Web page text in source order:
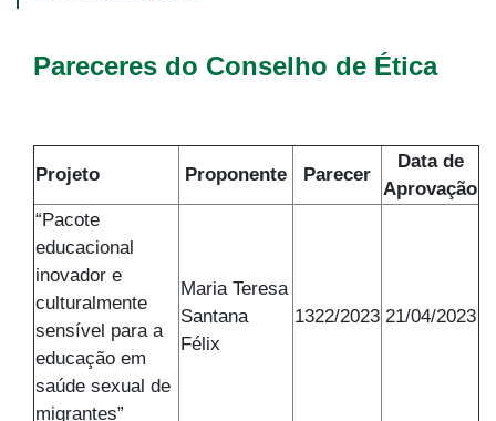
Pareceres do Conselho de Ética
Projeto Proponente Parecer
Data de
Aprovação
“Pacote
educacional
inovador e
culturalmente
sensível para a
educação em
saúde sexual de
migrantes”
Maria Teresa
Santana
Félix
1322/2023 21/04/2023